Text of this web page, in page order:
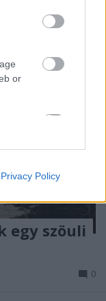
or
app.
other
Privacy Policy
egy szöuli
0